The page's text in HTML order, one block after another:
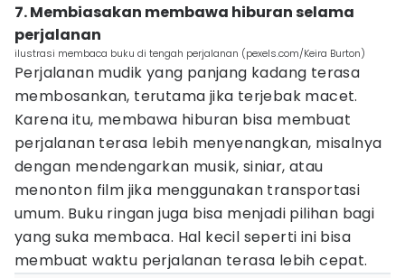
7. Membiasakan membawa hiburan selama
perjalanan
ilustrasi membaca buku di tengah perjalanan (pexels.com/Keira Burton)
Perjalanan mudik yang panjang kadang terasa
membosankan, terutama jika terjebak macet.
Karena itu, membawa hiburan bisa membuat
perjalanan terasa lebih menyenangkan, misalnya
dengan mendengarkan musik, siniar, atau
menonton film jika menggunakan transportasi
umum. Buku ringan juga bisa menjadi pilihan bagi
yang suka membaca. Hal kecil seperti ini bisa
membuat waktu perjalanan terasa lebih cepat.